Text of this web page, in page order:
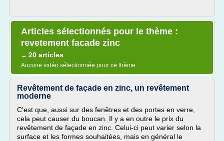
Articles sélectionnés pour le thème :
revetement facade zinc
→ 20 articles
Aucune vidéo sélectionnée pour ce thème
Revêtement de façade en zinc, un revêtement
moderne
C'est que, aussi sur des fenêtres et des portes en verre,
cela peut causer du boucan. Il y a en outre le prix du
revêtement de façade en zinc. Celui-ci peut varier selon la
surface et les formes souhaitées, mais en général le